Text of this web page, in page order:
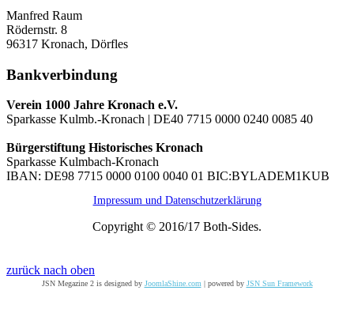
Manfred Raum
Rödernstr. 8
96317 Kronach, Dörfles
Bankverbindung
Verein 1000 Jahre Kronach e.V.
Sparkasse Kulmb.-Kronach | DE40 7715 0000 0240 0085 40
Bürgerstiftung Historisches Kronach
Sparkasse Kulmbach-Kronach
IBAN: DE98 7715 0000 0100 0040 01 BIC:BYLADEM1KUB
Impressum und Datenschutzerklärung
Copyright © 2016/17 Both-Sides.
zurück nach oben
JSN Megazine 2 is designed by JoomlaShine.com| powered by JSN Sun Framework